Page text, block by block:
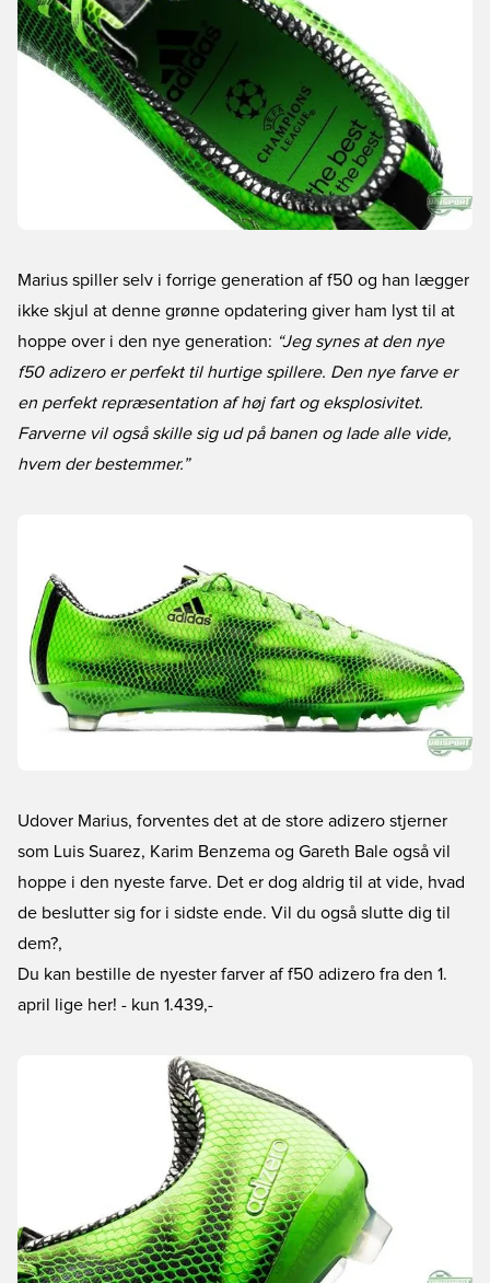
Marius spiller selv i forrige generation af f50 og han lægger
ikke skjul at denne grønne opdatering giver ham lyst til at
hoppe over i den nye generation: “Jeg synes at den nye
f50 adizero er perfekt til hurtige spillere. Den nye farve er
en perfekt repræsentation af høj fart og eksplosivitet.
Farverne vil også skille sig ud på banen og lade alle vide,
hvem der bestemmer.”
Udover Marius, forventes det at de store adizero stjerner
som Luis Suarez, Karim Benzema og Gareth Bale også vil
hoppe i den nyeste farve. Det er dog aldrig til at vide, hvad
de beslutter sig for i sidste ende. Vil du også slutte dig til
dem?,
Du kan bestille de nyester farver af f50 adizero fra den 1.
april lige her! - kun 1.439,-